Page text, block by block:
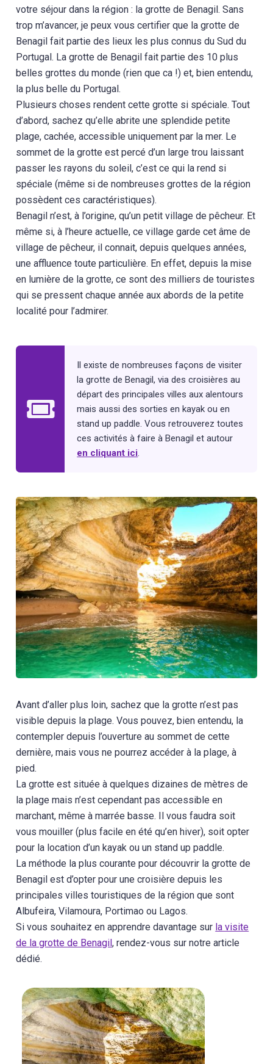
votre séjour dans la région : la grotte de Benagil. Sans
trop m’avancer, je peux vous certifier que la grotte de
Benagil fait partie des lieux les plus connus du Sud du
Portugal. La grotte de Benagil fait partie des 10 plus
belles grottes du monde (rien que ca !) et, bien entendu,
la plus belle du Portugal.
Plusieurs choses rendent cette grotte si spéciale. Tout
d’abord, sachez qu’elle abrite une splendide petite
plage, cachée, accessible uniquement par la mer. Le
sommet de la grotte est percé d’un large trou laissant
passer les rayons du soleil, c’est ce qui la rend si
spéciale (même si de nombreuses grottes de la région
possèdent ces caractéristiques).
Benagil n’est, à l’origine, qu’un petit village de pêcheur. Et
même si, à l’heure actuelle, ce village garde cet âme de
village de pêcheur, il connait, depuis quelques années,
une affluence toute particulière. En effet, depuis la mise
en lumière de la grotte, ce sont des milliers de touristes
qui se pressent chaque année aux abords de la petite
localité pour l’admirer.
Il existe de nombreuses façons de visiter
la grotte de Benagil, via des croisières au
départ des principales villes aux alentours
mais aussi des sorties en kayak ou en
stand up paddle. Vous retrouverez toutes
ces activités à faire à Benagil et autour
en cliquant ici.
Avant d’aller plus loin, sachez que la grotte n’est pas
visible depuis la plage. Vous pouvez, bien entendu, la
contempler depuis l’ouverture au sommet de cette
dernière, mais vous ne pourrez accéder à la plage, à
pied.
La grotte est située à quelques dizaines de mètres de
la plage mais n’est cependant pas accessible en
marchant, même à marrée basse. Il vous faudra soit
vous mouiller (plus facile en été qu’en hiver), soit opter
pour la location d’un kayak ou un stand up paddle.
La méthode la plus courante pour découvrir la grotte de
Benagil est d’opter pour une croisière depuis les
principales villes touristiques de la région que sont
Albufeira, Vilamoura, Portimao ou Lagos.
Si vous souhaitez en apprendre davantage sur la visite
de la grotte de Benagil, rendez-vous sur notre article
dédié.